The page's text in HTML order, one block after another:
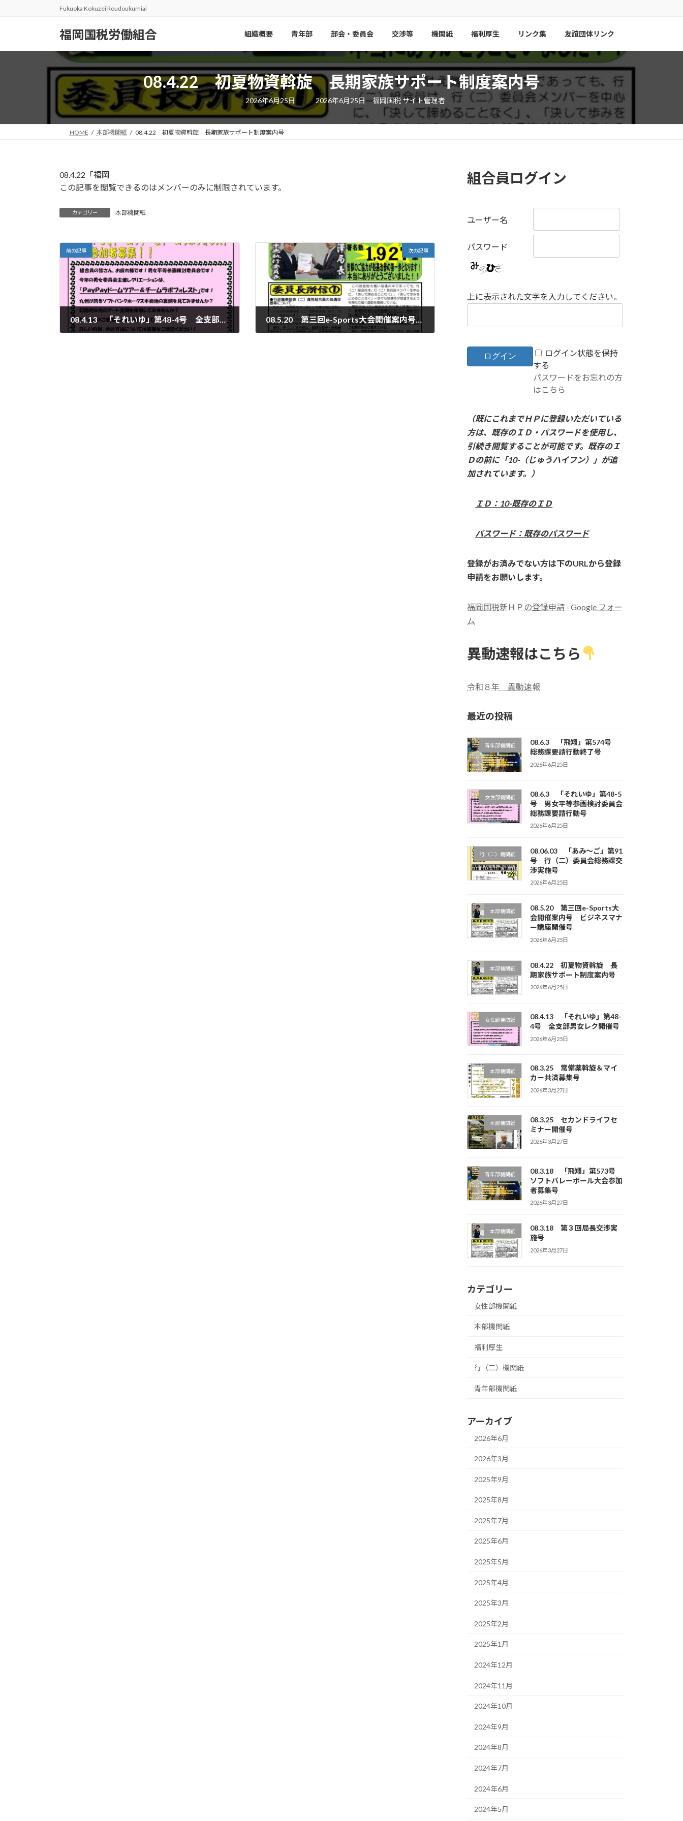
Fukuoka Kokuzei Roudoukumiai
福岡国税労働組合 組織概要 青年部 部会・委員会 交渉等 機関紙 福利厚生 リンク集 友誼団体リンク
08.4.22 初夏物資斡旋 長期家族サポート制度案内号
2026年6月25日
最
終
更
2026年6月25日 福岡国税 サイト管理者
HOME 本部機関紙 08.4.22 初夏物資斡旋 長期家族サポート制度案内号
08.4.22「福岡
この記事を閲覧できるのはメンバーのみに制限されています。
カテゴリー 本部機関紙
前の記事 次の記事
08.5.20 第三回e-Sports大会開催案内号 ビジネスマナー講座開催号
組合員ログイン
ユーザー名
パスワード
上に表示された文字を入力してください。
ログイン状態を保持
する
パスワードをお忘れの方
はこちら
（既にこれまでＨＰに登録いただいている
方は、既存のＩＤ・パスワードを使用し、
引続き閲覧することが可能です。既存のＩ
Ｄの前に「10-（じゅうハイフン）」が追
加されています。）
ＩＤ：10-既存のＩＤ
パスワード：既存のパスワード
登録がお済みでない方は下のURLから登録
申請をお願いします。
福岡国税新ＨＰの登録申請 - Google フォー
ム
異動速報はこちら
令和８年 異動速報
最近の投稿
青年部機関紙
08.6.3 「飛翔」第574号
総務課要請行動終了号
2026年6月25日
女性部機関紙
08.6.3 「それいゆ」第48-5
号 男女平等参画検討委員会
総務課要請行動号
2026年6月25日
行（二）機関紙
08.06.03 「あみ～ご」第91
号 行（二）委員会総務課交
渉実施号
2026年6月25日
本部機関紙
08.5.20 第三回e-Sports大
会開催案内号 ビジネスマナ
ー講座開催号
2026年6月25日
本部機関紙
08.4.22 初夏物資斡旋 長
期家族サポート制度案内号
2026年6月25日
女性部機関紙
08.4.13 「それいゆ」第48-
4号 全支部男女レク開催号
2026年6月25日
本部機関紙
08.3.25 常備薬斡旋＆マイ
カー共済募集号
2026年3月27日
本部機関紙
08.3.25 セカンドライフセ
ミナー開催号
2026年3月27日
青年部機関紙
08.3.18 「飛翔」第573号
ソフトバレーボール大会参加
者募集号
2026年3月27日
本部機関紙
08.3.18 第３回局長交渉実
施号
2026年3月27日
カテゴリー
女性部機関紙
本部機関紙
福利厚生
行（二）機関紙
青年部機関紙
アーカイブ
2026年6月
2026年3月
2025年9月
2025年8月
2025年7月
2025年6月
2025年5月
2025年4月
2025年3月
2025年2月
2025年1月
2024年12月
2024年11月
2024年10月
2024年9月
2024年8月
2024年7月
2024年6月
2024年5月